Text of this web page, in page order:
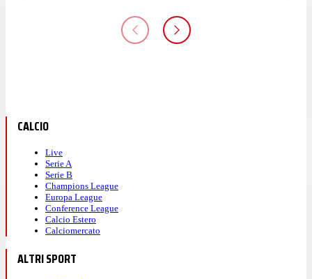
CALCIO
Live
Serie A
Serie B
Champions League
Europa League
Conference League
Calcio Estero
Calciomercato
ALTRI SPORT